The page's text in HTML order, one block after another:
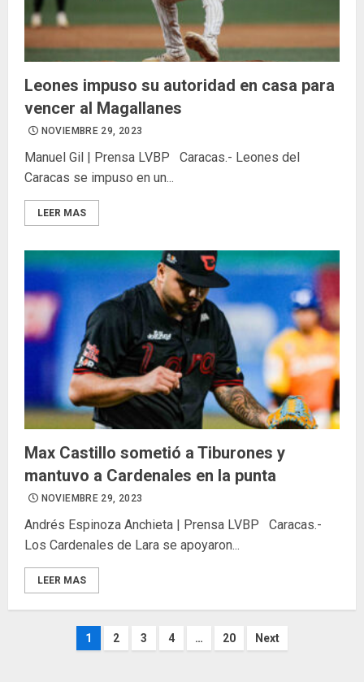
Leones impuso su autoridad en casa para
vencer al Magallanes
NOVIEMBRE 29, 2023
Manuel Gil | Prensa LVBP Caracas.- Leones del
Caracas se impuso en un...
LEER MAS
Max Castillo sometió a Tiburones y
mantuvo a Cardenales en la punta
NOVIEMBRE 29, 2023
Andrés Espinoza Anchieta | Prensa LVBP Caracas.-
Los Cardenales de Lara se apoyaron...
LEER MAS
Paginación
1 2 3 4 … 20 Next